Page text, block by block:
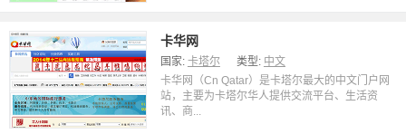
卡华网
国家: 卡塔尔 类型: 中文
卡华网（Cn Qatar）是卡塔尔最大的中文门户网
站，主要为卡塔尔华人提供交流平台、生活资
讯、商...